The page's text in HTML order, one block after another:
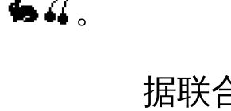
🐇🍒。
据联合